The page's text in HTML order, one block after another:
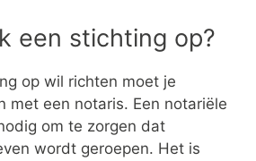
een stichting op?
op wil richten moet je
met een notaris. Een notariële
om te zorgen dat
wordt geroepen. Het is